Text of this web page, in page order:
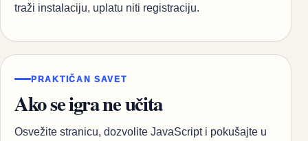
traži instalaciju, uplatu niti registraciju.
PRAKTIČAN SAVET
Ako se igra ne učita
Osvežite stranicu, dozvolite JavaScript i pokušajte u